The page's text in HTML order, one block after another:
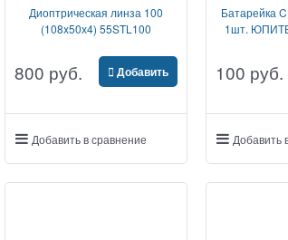
Диоптрическая линза 100
(108x50х4) 55STL100
800 руб. Добавить
Добавить в сравнение
Батарейка
1шт.
100 руб.
Добавить